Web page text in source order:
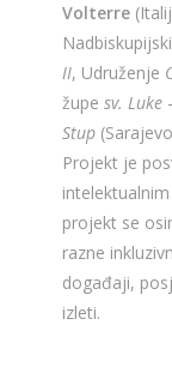
Volterre
II, Udruženje
župesv. Luke
Stup
Projekt je
projekt se
razne
događaji,
izleti.